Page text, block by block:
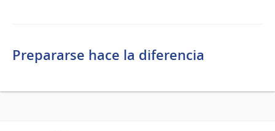
Prepararse hace la diferencia